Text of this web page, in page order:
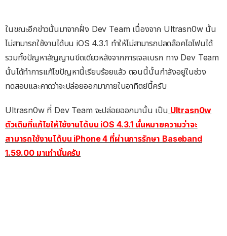
ในขณะอีกข่าวนั้นมาจากฝั่ง Dev Team เนื่องจาก Ultrasn0w นั้น
ไม่สามารถใช้งานได้บน iOS 4.3.1 ทำให้ไม่สามารถปลดล๊อคไอโฟนได้
รวมทั้งปัญหาสัญญานขีดเดียวหลังจากการเจลเบรก ทาง Dev Team
นั้นได้ทำการแก้ไขปัญหานี้เรียบร้อยแล้ว ตอนนี้นั้นกำลังอยู่ในช่วง
ทดสอบและคาดว่าจะปล่อยออกมาภายในอาทิตย์นี้ครับ
Ultrasn0w ที่ Dev Team จะปล่อยออกมานั้น เป็น Ultrasn0w
ตัวเดิมที่แก้ไขให้ใช้งานได้บน iOS 4.3.1 นั่นหมายความว่าจะ
สามารถใช้งานได้บน iPhone 4 ที่ผ่านการรักษา Baseband
1.59.00 มาเท่านั้นครับ